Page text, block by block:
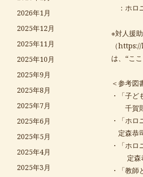
2026年1月
2025年12月
2025年11月
2025年10月
2025年9月
2025年8月
2025年7月
2025年6月
2025年5月
2025年4月
2025年3月
：ホロ
※対人援
（https://
は、“こ
＜参考図
・「子
千賀則
・「ホ
定森恭
・「ホ
定森恭
・「教